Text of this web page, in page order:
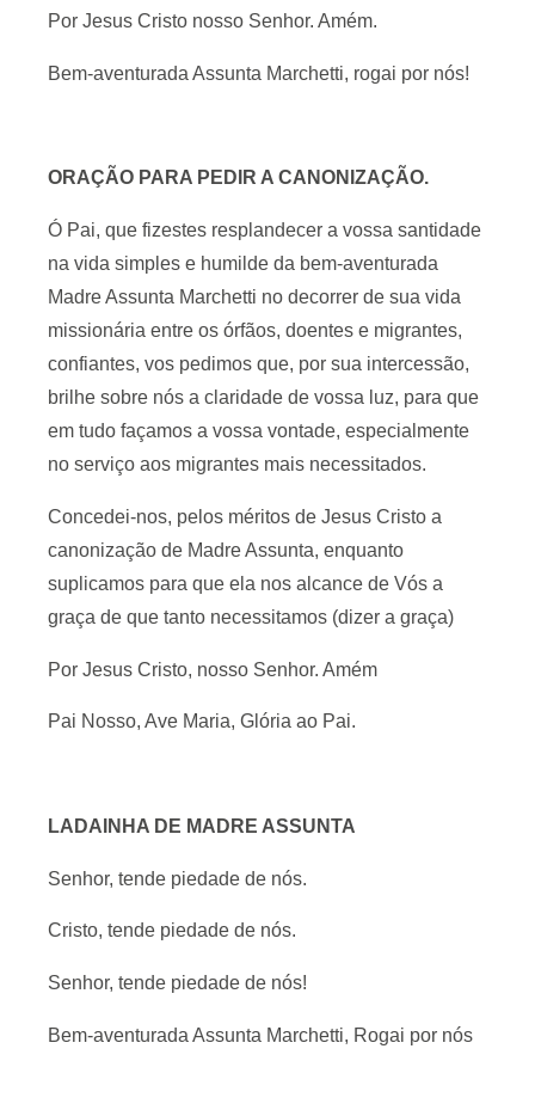
Por Jesus Cristo nosso Senhor. Amém.
Bem-aventurada Assunta Marchetti, rogai por nós!
ORAÇÃO PARA PEDIR A CANONIZAÇÃO.
Ó Pai, que fizestes resplandecer a vossa santidade
na vida simples e humilde da bem-aventurada
Madre Assunta Marchetti no decorrer de sua vida
missionária entre os órfãos, doentes e migrantes,
confiantes, vos pedimos que, por sua intercessão,
brilhe sobre nós a claridade de vossa luz, para que
em tudo façamos a vossa vontade, especialmente
no serviço aos migrantes mais necessitados.
Concedei-nos, pelos méritos de Jesus Cristo a
canonização de Madre Assunta, enquanto
suplicamos para que ela nos alcance de Vós a
graça de que tanto necessitamos (dizer a graça)
Por Jesus Cristo, nosso Senhor. Amém
Pai Nosso, Ave Maria, Glória ao Pai.
LADAINHA DE MADRE ASSUNTA
Senhor, tende piedade de nós.
Cristo, tende piedade de nós.
Senhor, tende piedade de nós!
Bem-aventurada Assunta Marchetti, Rogai por nós